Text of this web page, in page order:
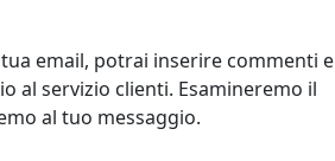
email, potrai inserire commenti e
al servizio clienti. Esamineremo il
al tuo messaggio.